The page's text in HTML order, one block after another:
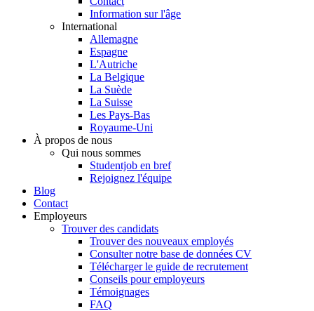
Information sur l'âge
International
Allemagne
Espagne
L'Autriche
La Belgique
La Suède
La Suisse
Les Pays-Bas
Royaume-Uni
À propos de nous
Qui nous sommes
Studentjob en bref
Rejoignez l'équipe
Blog
Contact
Employeurs
Trouver des candidats
Trouver des nouveaux employés
Consulter notre base de données CV
Télécharger le guide de recrutement
Conseils pour employeurs
Témoignages
FAQ